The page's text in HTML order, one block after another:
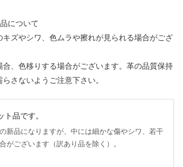
について
ズやシワ、色ムラや擦れが見られる場合がござ
、色移りする場合がございます。革の品質保持
さないようご注意下さい。
ト品です。
新品になりますが、中には細かな傷やシワ、若干
がございます（訳あり品を除く）。